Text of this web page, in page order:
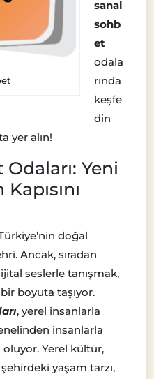
sanal
sohb
et
odala
rında
keşfe
din
yer alın!
Yeni
doğal
Ancak, sıradan
seslerle tanışmak,
boyuta taşıyor.
, yerel insanlarla
insanlarla
oluyor. Yerel kültür,
yaşam tarzı,